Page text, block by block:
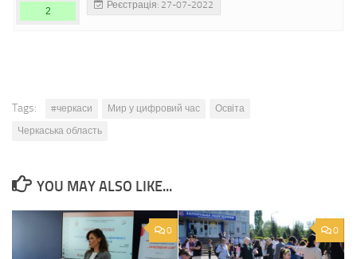
2
Реєстрація: 27-07-2022
Tags: #черкаси Мир у цифровий час
Освіта
Черкаська область
YOU MAY ALSO LIKE...
0 0